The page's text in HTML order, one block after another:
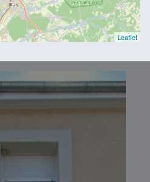
Leaflet